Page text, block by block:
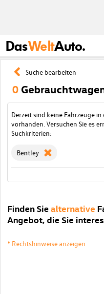
DasWeltAuto.
Suche bearbeiten
0
Derzeit sind keine Fahrzeuge
vorhanden. Versuchen Sie es
Suchkriterien:
Bentley
Finden Sie alternative
Angebot, die Sie
* Rechtshinweise anzeigen